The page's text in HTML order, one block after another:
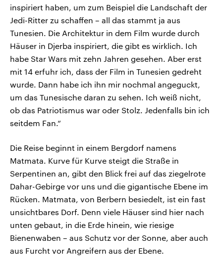
inspiriert haben, um zum Beispiel die Landschaft der
Jedi-Ritter zu schaffen – all das stammt ja aus
Tunesien. Die Architektur in dem Film wurde durch
Häuser in Djerba inspiriert, die gibt es wirklich. Ich
habe Star Wars mit zehn Jahren gesehen. Aber erst
mit 14 erfuhr ich, dass der Film in Tunesien gedreht
wurde. Dann habe ich ihn mir nochmal angeguckt,
um das Tunesische daran zu sehen. Ich weiß nicht,
ob das Patriotismus war oder Stolz. Jedenfalls bin ich
seitdem Fan.“
Die Reise beginnt in einem Bergdorf namens
Matmata. Kurve für Kurve steigt die Straße in
Serpentinen an, gibt den Blick frei auf das ziegelrote
Dahar-Gebirge vor uns und die gigantische Ebene im
Rücken. Matmata, von Berbern besiedelt, ist ein fast
unsichtbares Dorf. Denn viele Häuser sind hier nach
unten gebaut, in die Erde hinein, wie riesige
Bienenwaben – aus Schutz vor der Sonne, aber auch
aus Furcht vor Angreifern aus der Ebene.